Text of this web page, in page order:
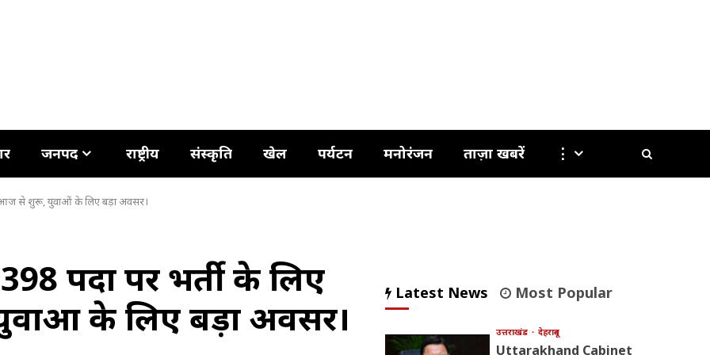
जनपद राष्ट्रीय संस्कृति खेल पर्यटन मनोरंजन ताज़ा खबरें ⋮
आज से शुरू, युवाओं के लिए बड़ा अवसर।
पदों पर भर्ती के लिए
के लिए बड़ा अवसर।
Latest News Most Popular
उत्तराखंड देहरादून
Uttarakhand Cabinet